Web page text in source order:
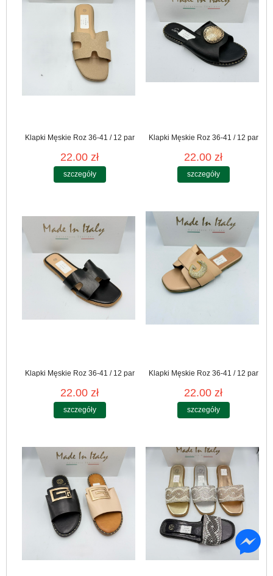
Klapki Męskie Roz 36-41 / 12 par
22.00 zł
szczegóły
Klapki Męskie Roz 36-41 / 12 par
22.00 zł
szczegóły
Klapki Męskie Roz 36-41 / 12 par
22.00 zł
szczegóły
Klapki Męskie Roz 36-41 / 12 par
22.00 zł
szczegóły